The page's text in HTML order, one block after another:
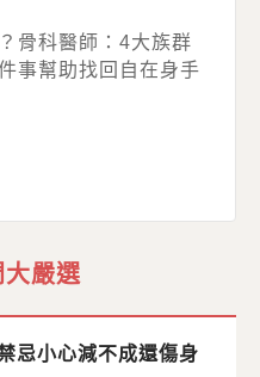
骨科醫師：4大族群
事幫助找回自在身手
嚴選
忌小心減不成還傷身